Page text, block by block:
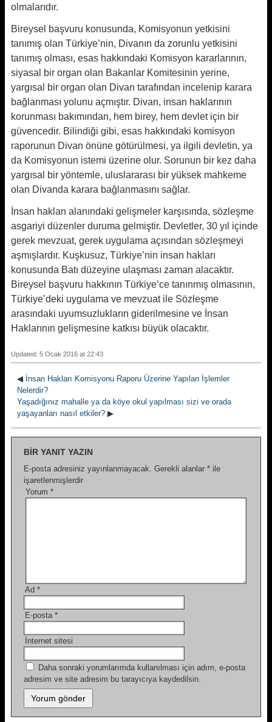
olmalarıdır.
Bireysel başvuru konusunda, Komisyonun yetkisini
tanımış olan Türkiye’nin, Divanın da zorunlu yetkisini
tanımış olması, esas hakkındaki Komisyon kararlarının,
siyasal bir organ olan Bakanlar Komitesinin yerine,
yargısal bir organ olan Divan tarafından incelenip karara
bağlanması yolunu açmıştır. Divan, insan haklarının
korunması bakımından, hem birey, hem devlet için bir
güvencedir. Bilindiği gibi, esas hakkındaki komisyon
raporunun Divan önüne götürülmesi, ya ilgili devletin, ya
da Komisyonun istemi üzerine olur. Sorunun bir kez daha
yargısal bir yöntemle, uluslararası bir yüksek mahkeme
olan Divanda karara bağlanmasını sağlar.
İnsan haklan alanındaki gelişmeler karşısında, sözleşme
asgariyi düzenler duruma gelmiştir. Devletler, 30 yıl içinde
gerek mevzuat, gerek uygulama açısından sözleşmeyi
aşmışlardır. Kuşkusuz, Türkiye’nin insan hakları
konusunda Batı düzeyine ulaşması zaman alacaktır.
Bireysel başvuru hakkının Türkiye’ce tanınmış olmasının,
Türkiye’deki uygulama ve mevzuat ile Sözleşme
arasındaki uyumsuzlukların giderilmesine ve İnsan
Haklarının gelişmesine katkısı büyük olacaktır.
Updated: 5 Ocak 2016 at 22:43
◀ İnsan Hakları Komisyonu Raporu Üzerine Yapılan İşlemler
Nelerdir?
Yaşadığınız mahalle ya da köye okul yapılması sizi ve orada
yaşayanları nasıl etkiler? ▶
BIR YANIT YAZIN
E-posta adresiniz yayınlanmayacak. Gerekli alanlar * ile
işaretlenmişlerdir
Yorum *
Ad *
E-posta *
İnternet sitesi
Daha sonraki yorumlarımda kullanılması için adım, e-posta
adresim ve site adresim bu tarayıcıya kaydedilsin.